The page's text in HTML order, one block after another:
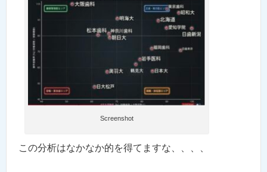
Screenshot
この分析はなかなか的を得てますな、、、、